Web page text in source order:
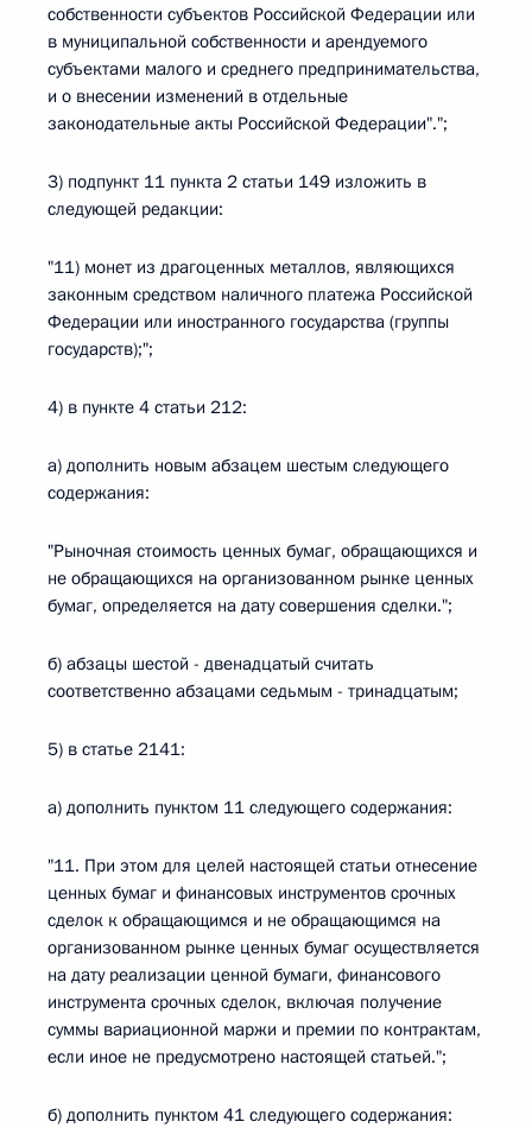
собственности субъектов Российской Федерации или
в муниципальной собственности и арендуемого
субъектами малого и среднего предпринимательства,
и о внесении изменений в отдельные
законодательные акты Российской Федерации".";
3) подпункт 11 пункта 2 статьи 149 изложить в
следующей редакции:
"11) монет из драгоценных металлов, являющихся
законным средством наличного платежа Российской
Федерации или иностранного государства (группы
государств);";
4) в пункте 4 статьи 212:
а) дополнить новым абзацем шестым следующего
содержания:
"Рыночная стоимость ценных бумаг, обращающихся и
не обращающихся на организованном рынке ценных
бумаг, определяется на дату совершения сделки.";
б) абзацы шестой - двенадцатый считать
соответственно абзацами седьмым - тринадцатым;
5) в статье 2141:
а) дополнить пунктом 11 следующего содержания:
"11. При этом для целей настоящей статьи отнесение
ценных бумаг и финансовых инструментов срочных
сделок к обращающимся и не обращающимся на
организованном рынке ценных бумаг осуществляется
на дату реализации ценной бумаги, финансового
инструмента срочных сделок, включая получение
суммы вариационной маржи и премии по контрактам,
если иное не предусмотрено настоящей статьей.";
б) дополнить пунктом 41 следующего содержания: